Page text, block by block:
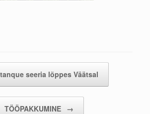
seeria lõppes Väätsal
TÖÖPAKKUMINE →